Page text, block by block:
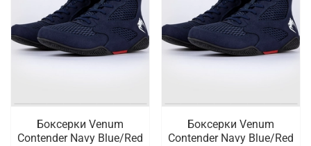
Боксерки Venum
Contender Navy Blue/Red
Боксерки Venum
Contender Navy Blue/Red